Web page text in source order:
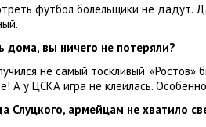
футбол болельщики не дадут.
дома, вы ничего не потеряли?
не самый тоскливый. «Ростов»
А у ЦСКА игра не клеилась.
Слуцкого, армейцам не хватило